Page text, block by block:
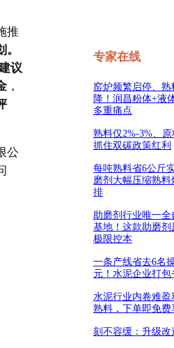
推
议
，
公
专家在线
窑炉频繁启停、
降！润昌粉体+液
多重痛点
熟料仅2%-3%、
抓住双碳政策红利
每吨熟料省6公斤
磨剂大幅压缩熟
排
助磨剂行业唯一
基地！这款助磨
极限控本
一条产线省去6名
元！水泥企业打包
水泥行业内卷难
熟料，下单即免费
刻不容缓：升级改